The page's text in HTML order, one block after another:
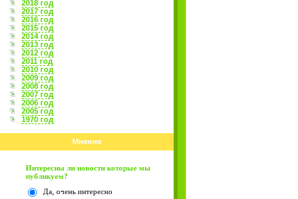
2018 год
2017 год
2016 год
2015 год
2014 год
2013 год
2012 год
2011 год
2010 год
2009 год
2008 год
2007 год
2006 год
2005 год
1970 год
Мнение
Интересны ли новости которые мы
публикуем?
Да, очень интересно